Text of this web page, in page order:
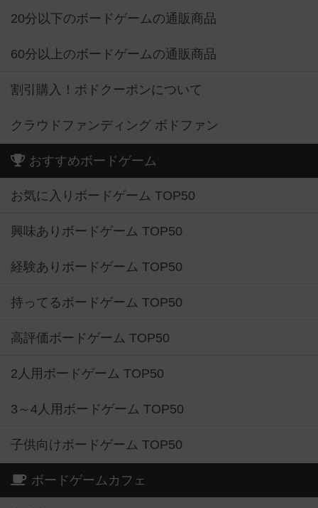
20分以下のボードゲームの通販商品
60分以上のボードゲームの通販商品
割引購入！ボドクーポンについて
クラウドファンディング ボドファン
おすすめボードゲーム
お気に入りボードゲーム TOP50
興味ありボードゲーム TOP50
経験ありボードゲーム TOP50
持ってるボードゲーム TOP50
高評価ボードゲーム TOP50
2人用ボードゲーム TOP50
3～4人用ボードゲーム TOP50
子供向けボードゲーム TOP50
ボードゲームカフェ